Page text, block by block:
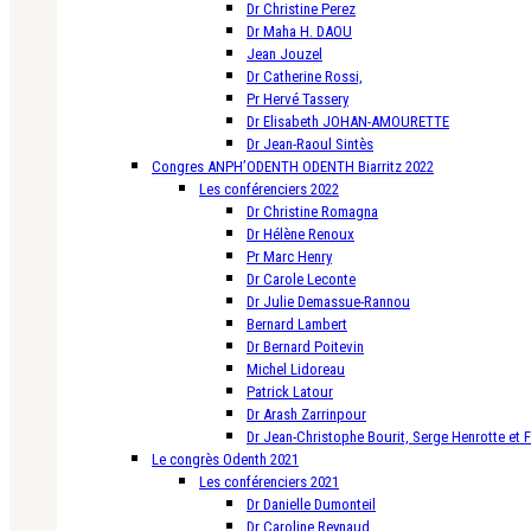
Dr Christine Perez
Dr Maha H. DAOU
Jean Jouzel
Dr Catherine Rossi,
Pr Hervé Tassery
Dr Elisabeth JOHAN-AMOURETTE
Dr Jean-Raoul Sintès
Congres ANPH’ODENTH ODENTH Biarritz 2022
Les conférenciers 2022
Dr Christine Romagna
Dr Hélène Renoux
Pr Marc Henry
Dr Carole Leconte
Dr Julie Demassue-Rannou
Bernard Lambert
Dr Bernard Poitevin
Michel Lidoreau
Patrick Latour
Dr Arash Zarrinpour
Dr Jean-Christophe Bourit, Serge Henrotte et
Le congrès Odenth 2021
Les conférenciers 2021
Dr Danielle Dumonteil
Dr Caroline Reynaud